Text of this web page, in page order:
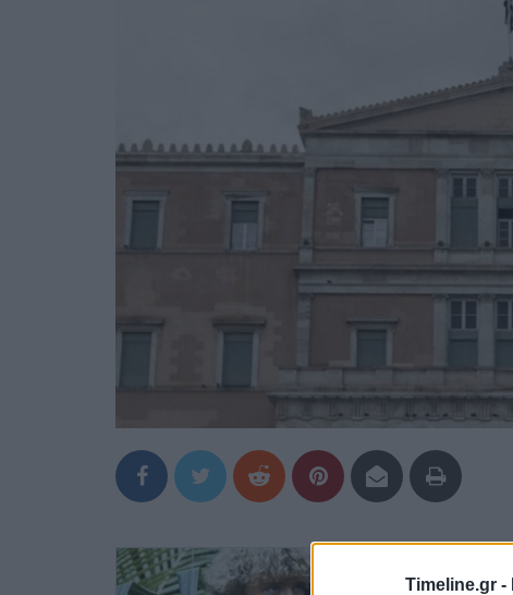
Timeline.gr -